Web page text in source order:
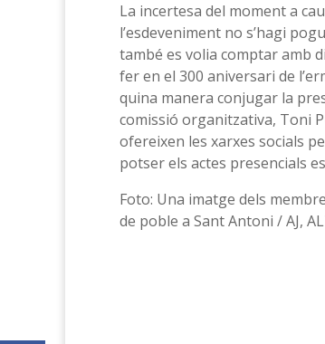
La incertesa del moment a
l’esdeveniment no s’hagi
també es volia comptar amb
fer en el 300 aniversari de
quina manera conjugar la
comissió organitzativa, Toni
ofereixen les xarxes socials
potser els actes presencials
Foto: Una imatge dels
de poble a Sant Antoni / AJ,